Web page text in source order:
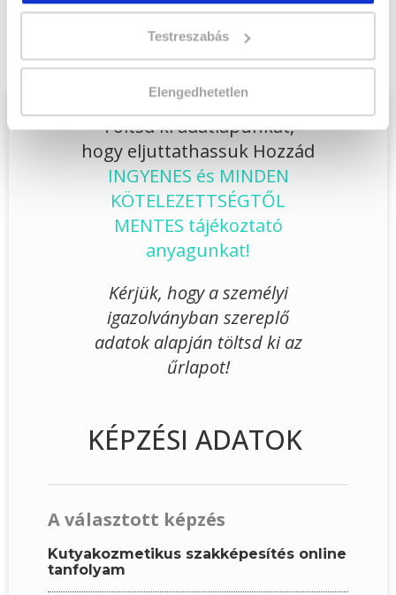
Testreszabás
Elengedhetetlen
Végezd elKutyakozmetikus szakképesítés
online tanfolyam - Nagykanizsa
tanfolyamunkat és váltsd valóra az álmaidat!
Töltsd ki adatlapunkat,
hogy eljuttathassuk Hozzád
INGYENES és MINDEN
KÖTELEZETTSÉGTŐL
MENTES tájékoztató
anyagunkat!
Kérjük, hogy a személyi
igazolványban szereplő
adatok alapján töltsd ki az
űrlapot!
KÉPZÉSI ADATOK
A választott képzés
Kutyakozmetikus szakképesítés online
tanfolyam